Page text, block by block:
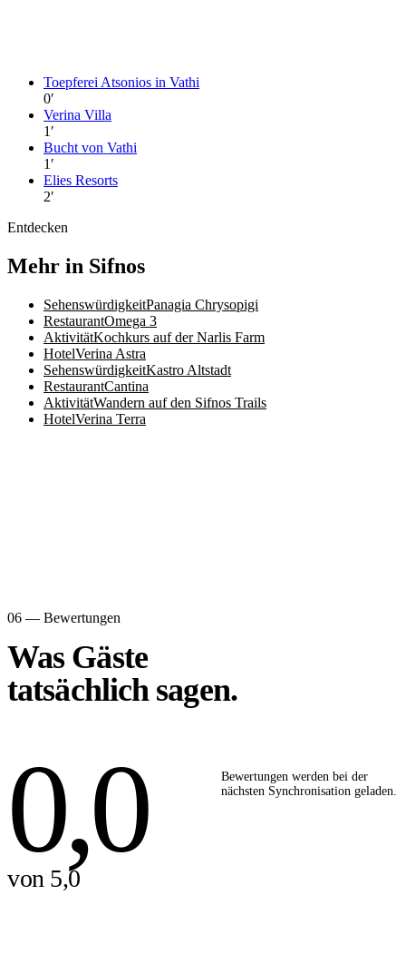
Toepferei Atsonios in Vathi
0′
Verina Villa
1′
Bucht von Vathi
1′
Elies Resorts
2′
Entdecken
Mehr in Sifnos
SehenswürdigkeitPanagia Chrysopigi
RestaurantOmega 3
AktivitätKochkurs auf der Narlis Farm
HotelVerina Astra
SehenswürdigkeitKastro Altstadt
RestaurantCantina
AktivitätWandern auf den Sifnos Trails
HotelVerina Terra
06 — Bewertungen
Was Gäste
tatsächlich sagen.
0,0
von 5,0
Bewertungen werden bei der
nächsten Synchronisation geladen.